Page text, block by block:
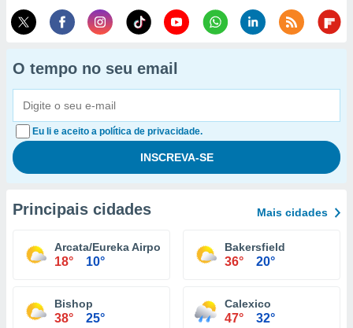
O tempo no seu email
Eu li e aceito a política de privacidade.
Principais cidades Mais cidades
Arcata/Eureka Airport
18° 10°
Bakersfield
36° 20°
Bishop
38° 25°
Calexico
47° 32°